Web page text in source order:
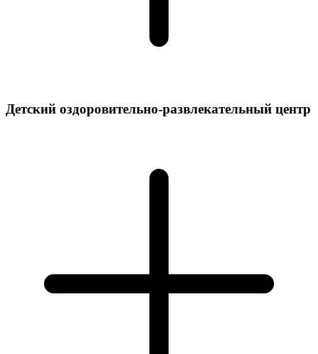
Детский оздоровительно-развлекательный центр